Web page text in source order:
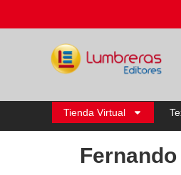
Tienda Virtual